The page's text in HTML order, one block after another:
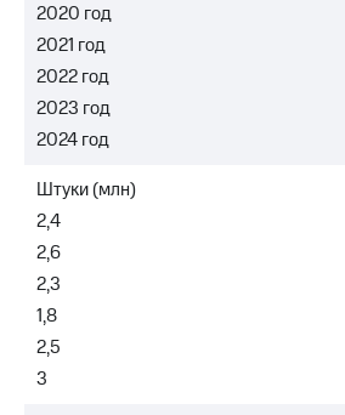
Информация
акционерам
Документы
"МТС"
Собрания
Личный
2020 год
2021 год
2022 год
2023 год
2024 год
Штуки (млн)
2,4
2,6
2,3
1,8
2,5
3